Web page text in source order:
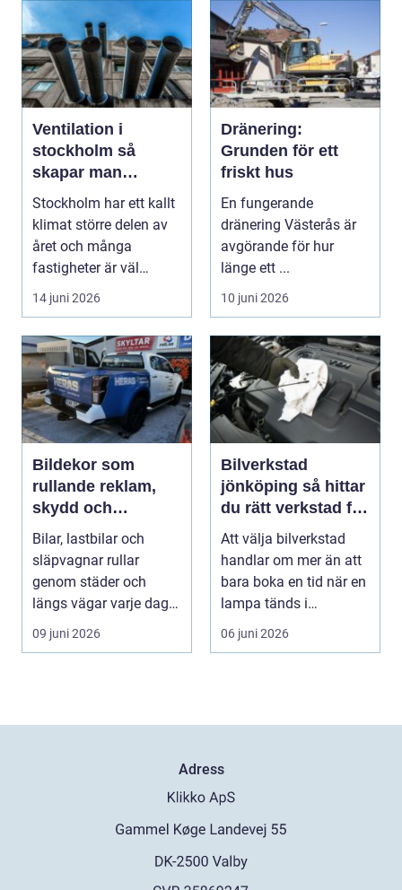
Ventilation i
stockholm så
skapar man
hälsosam och
energieffektiv
inomhusluft
Stockholm har ett kallt
klimat större delen av
året och många
fastigheter är väl
isolerade för att s...
14 juni 2026
Dränering:
Grunden för ett
friskt hus
En fungerande
dränering Västerås är
avgörande för hur
länge ett ...
10 juni 2026
Bildekor som
rullande reklam,
skydd och
personlig stil
Bilar, lastbilar och
släpvagnar rullar
genom städer och
längs vägar varje dag.
De passerar tusentals...
09 juni 2026
Bilverkstad
jönköping så hittar
du rätt verkstad för
din bil
Att välja bilverkstad
handlar om mer än att
bara boka en tid när en
lampa tänds i
instrumentpanelen....
06 juni 2026
Adress